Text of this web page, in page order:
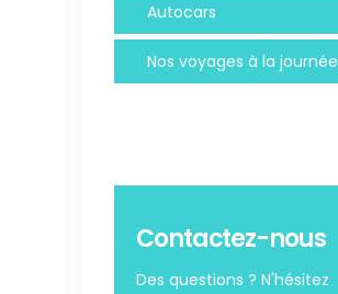
Autocars
Nos voyages à la journée
Contactez-nous
Des questions ? N'hésitez